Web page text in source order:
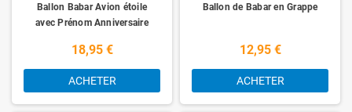
Ballon Babar Avion étoile
avec Prénom Anniversaire
18,95 €
ACHETER
Ballon de Babar en Grappe
12,95 €
ACHETER